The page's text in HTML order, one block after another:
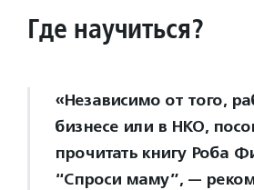
Где научиться?
«Независимо от того,
бизнесе или в НКО,
прочитать книгу Роба
“Спроси маму”, —